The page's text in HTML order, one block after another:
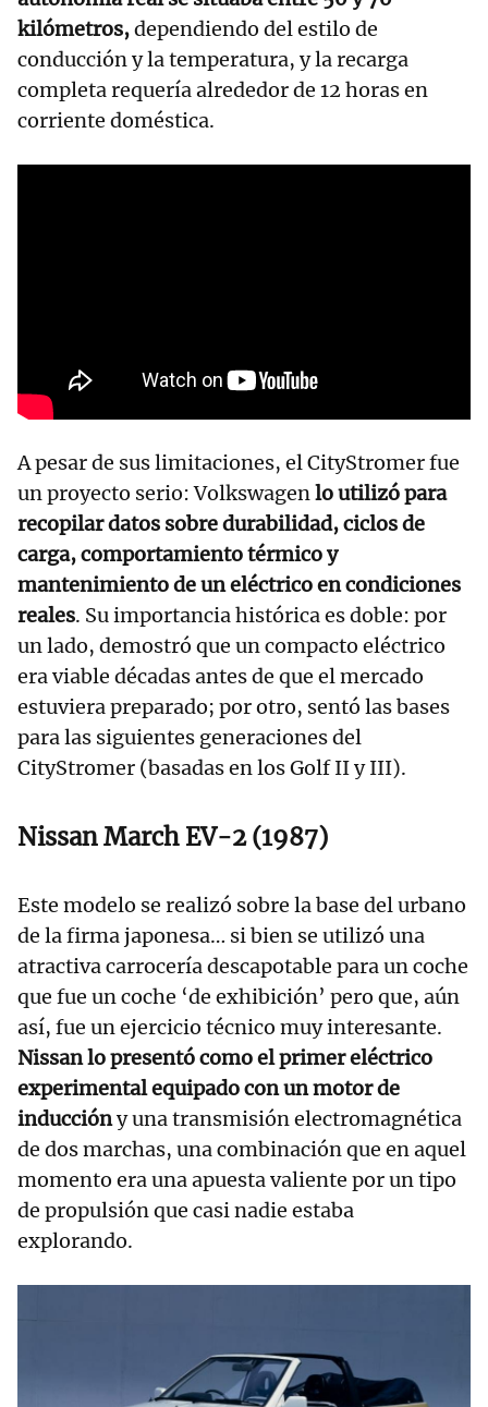
kilómetros,dependiendo del estilo de
conducción y la temperatura, y la recarga
completa requería alrededor de 12 horas en
corriente doméstica.
A pesar de sus limitaciones, el CityStromer fue
un proyecto serio: Volkswagenlo utilizó para
recopilar datos sobre durabilidad, ciclos de
carga, comportamiento térmico y
mantenimiento de un eléctrico en condiciones
reales. Su importancia histórica es doble: por
un lado, demostró que un compacto eléctrico
era viable décadas antes de que el mercado
estuviera preparado; por otro, sentó las bases
para las siguientes generaciones del
CityStromer (basadas en los Golf II y III).
Nissan March EV-2 (1987)
Este modelo se realizó sobre la base del urbano
de la firma japonesa… si bien se utilizó una
atractiva carrocería descapotable para un coche
que fue un coche ‘de exhibición’ pero que, aún
así, fue un ejercicio técnico muy interesante.
Nissan lo presentó como el primer eléctrico
experimental equipado con un motor de
induccióny una transmisión electromagnética
de dos marchas, una combinación que en aquel
momento era una apuesta valiente por un tipo
de propulsión que casi nadie estaba
explorando.